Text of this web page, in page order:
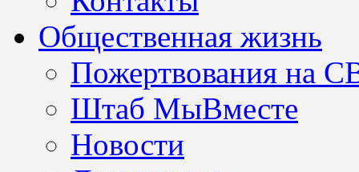
Общественная жизнь
Пожертвования на
Штаб МыВместе
Новости